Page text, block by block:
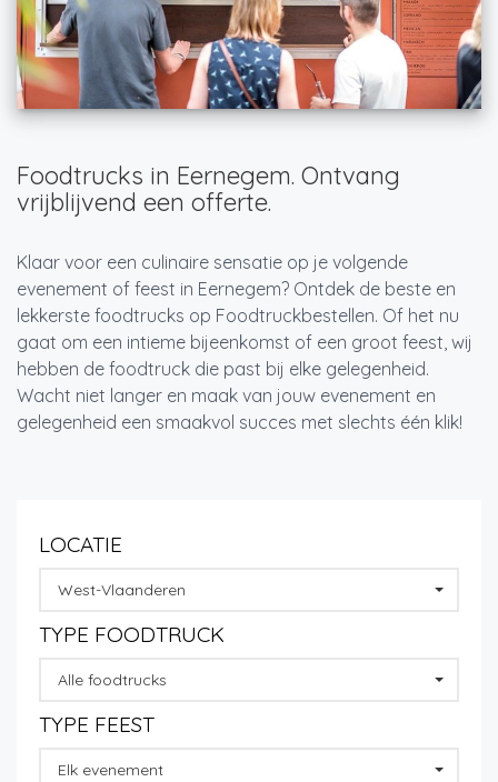
Foodtrucks in Eernegem. Ontvang
vrijblijvend een offerte.
Klaar voor een culinaire sensatie op je volgende
evenement of feest in Eernegem? Ontdek de beste en
lekkerste foodtrucks op Foodtruckbestellen. Of het nu
gaat om een intieme bijeenkomst of een groot feest, wij
hebben de foodtruck die past bij elke gelegenheid.
Wacht niet langer en maak van jouw evenement en
gelegenheid een smaakvol succes met slechts één klik!
LOCATIE
West-Vlaanderen
TYPE FOODTRUCK
Alle foodtrucks
TYPE FEEST
Elk evenement